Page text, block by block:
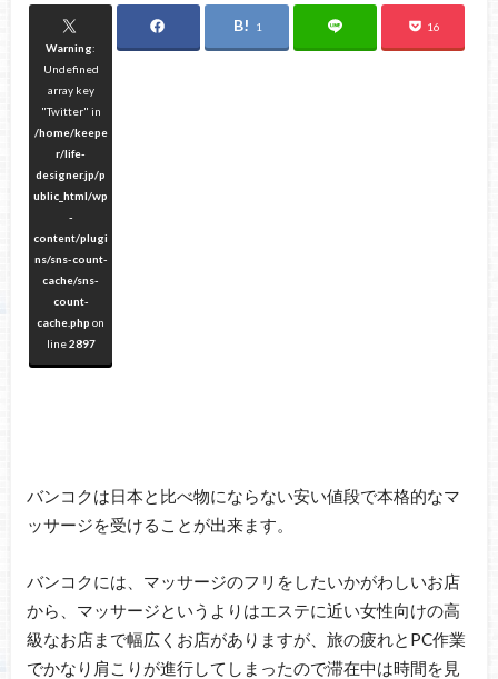
Warning:
Undefined
array key
"Twitter" in
/home/keepe
r/life-
designer.jp/p
ublic_html/wp
-
content/plugi
ns/sns-count-
cache/sns-
count-
cache.php on
line2897
1 16
バンコクは日本と比べ物にならない安い値段で本格的なマ
ッサージを受けることが出来ます。
バンコクには、マッサージのフリをしたいかがわしいお店
から、マッサージというよりはエステに近い女性向けの高
級なお店まで幅広くお店がありますが、旅の疲れとPC作業
でかなり肩こりが進行してしまったので滞在中は時間を見